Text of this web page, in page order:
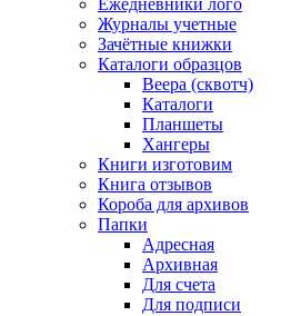
Ежедневники лого
Журналы учетные
Зачётные книжки
Каталоги образцов
Веера (сквотч)
Каталоги
Планшеты
Хангеры
Книги изготовим
Книга отзывов
Короба для архивов
Папки
Адресная
Архивная
Для счета
Для подписи